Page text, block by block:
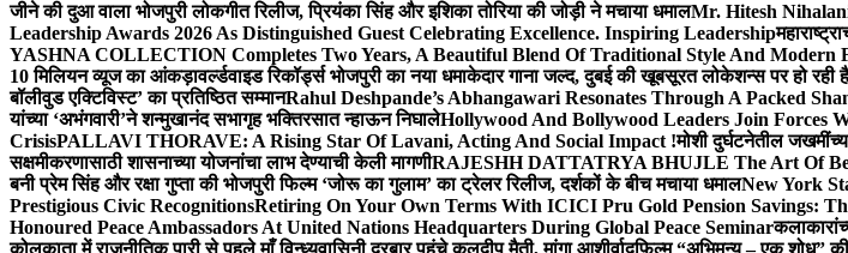
जीने की दुआ वाला भोजपुरी लोकगीत रिलीज, प्रियंका सिंह और इशिका तोरिया की जोड़ी ने मचाया धमालMr. Hitesh
Leadership Awards 2026 As Distinguished Guest Celebrating Excellence. Inspiring Leadership
YASHNA COLLECTION Completes Two Years, A Beautiful Blend Of Traditional Style And Modern
10 मिलियन व्यूज का आंकड़ावर्ल्डवाइड रिकॉर्ड्स भोजपुरी का नया धमाकेदार गाना जल्द, दुबई की खूबसूरत लोकेशन्स पर हो रही
बॉलीवुड एक्टिविस्ट’ का प्रतिष्ठित सम्मानRahul Deshpande’s Abhangawari Resonates Through A Packed
यांच्या ‘अभंगवारी’ने शन्मुखानंद सभागृह भक्तिरसात न्हाऊन निघालेHollywood And Bollywood Leaders Join Forces
CrisisPALLAVI THORAVE: A Rising Star Of Lavani, Acting And Social Impact !मोशी दुर्घटनेतील
सक्षमीकरणासाठी शासनाच्या योजनांचा लाभ देण्याची केली मागणीRAJESHH DATTATRYA BHUJLE The Art Of
बनी प्रेम सिंह और रक्षा गुप्ता की भोजपुरी फिल्म ‘जोरू का गुलाम’ का ट्रेलर रिलीज, दर्शकों के बीच मचाया धमालNew York
Prestigious Civic RecognitionsRetiring On Your Own Terms With ICICI Pru Gold Pension Savings:
Honoured Peace Ambassadors At United Nations Headquarters During Global Peace Seminar